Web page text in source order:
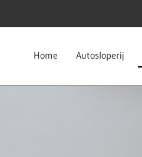
Home Autosloperij